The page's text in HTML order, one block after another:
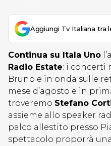
Aggiungi Tv Italiana tra
Continua su Itala Uno
Radio Estate: i concerti
Bruno e in onda sulle
mese d’agosto e in
troveremo Stefano
assieme allo speaker
palco allestito presso
spettacolo proporrà